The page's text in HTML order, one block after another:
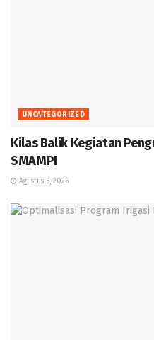
UNCATEGORIZED
Kilas Balik Kegiatan
SMAMPI
Agustus 5, 2026